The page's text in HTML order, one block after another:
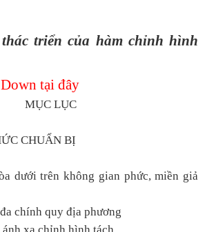
triển của hàm chỉnh hình
Down tại đây
MỤC LỤC
CHUẨN BỊ
dưới trên không gian phức, miền giả
chính quy địa phương
xạ chỉnh hình tách